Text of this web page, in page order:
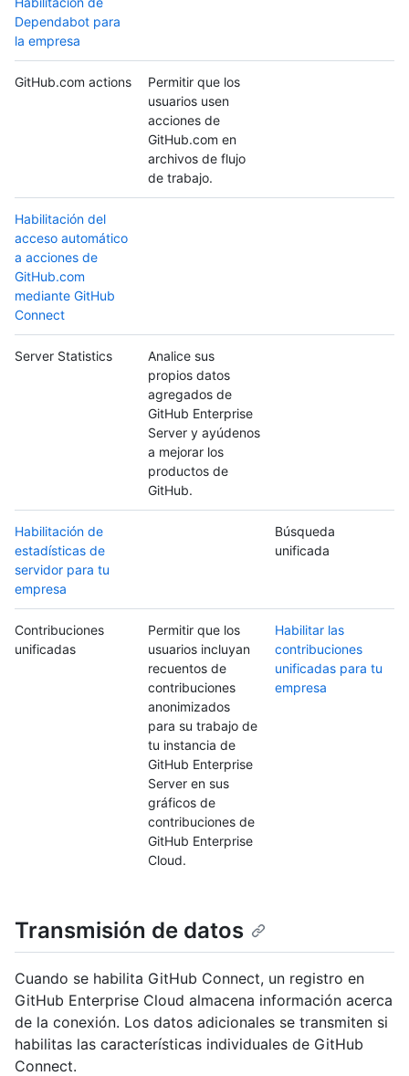
Dependabot para
la empresa
GitHub.com actions
Permitir que los
usuarios usen
acciones de
GitHub.com en
archivos de flujo
de trabajo.
Habilitación del
acceso automático
a acciones de
GitHub.com
mediante GitHub
Connect
Server Statistics
Analice sus
propios datos
agregados de
GitHub Enterprise
Server y ayúdenos
a mejorar los
productos de
GitHub.
Habilitación de
estadísticas de
servidor para tu
empresa
Búsqueda
unificada
Contribuciones
unificadas
Permitir que los
usuarios incluyan
recuentos de
contribuciones
anonimizados
para su trabajo de
tu instancia de
GitHub Enterprise
Server en sus
gráficos de
contribuciones de
GitHub Enterprise
Cloud.
Habilitar las
contribuciones
unificadas para tu
empresa
Transmisión de datos
Cuando se habilita GitHub Connect, un registro en
GitHub Enterprise Cloud almacena información acerca
de la conexión. Los datos adicionales se transmiten si
habilitas las características individuales de GitHub
Connect.